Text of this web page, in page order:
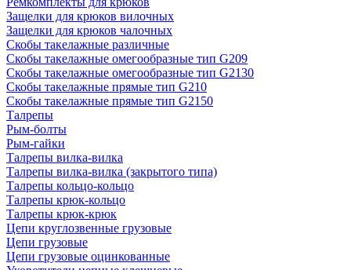
Защелки для крюков вилочных
Защелки для крюков чалочных
Скобы такелажные различные
Скобы такелажные омегообразные тип G209
Скобы такелажные омегообразные тип G2130
Скобы такелажные прямые тип G210
Скобы такелажные прямые тип G2150
Талрепы
Рым-болты
Рым-гайки
Талрепы вилка-вилка
Талрепы вилка-вилка (закрытого типа)
Талрепы кольцо-кольцо
Талрепы крюк-кольцо
Талрепы крюк-крюк
Цепи круглозвенные грузовые
Цепи грузовые
Цепи грузовые оцинкованные